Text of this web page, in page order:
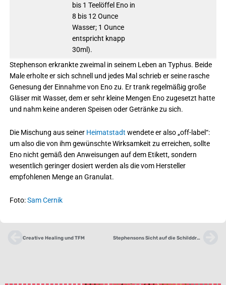
bis 1 Teelöffel Eno in
8 bis 12 Ounce
Wasser; 1 Ounce
entspricht knapp
30ml).
Stephenson erkrankte zweimal in seinem Leben an Typhus. Beide
Male erholte er sich schnell und jedes Mal schrieb er seine rasche
Genesung der Einnahme von Eno zu. Er trank regelmäßig große
Gläser mit Wasser, dem er sehr kleine Mengen Eno zugesetzt hatte
und nahm keine anderen Speisen oder Getränke zu sich.
Die Mischung aus seiner Heimatstadt wendete er also „off-label“:
um also die von ihm gewünschte Wirksamkeit zu erreichen, sollte
Eno nicht gemäß den Anweisungen auf dem Etikett, sondern
wesentlich geringer dosiert werden als die vom Hersteller
empfohlenen Menge an Granulat.
Foto:Sam Cernik
Zurück
Creative Healing und TFM Stephensons Sicht auf die Schilddrüse